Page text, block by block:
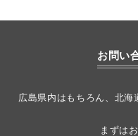
お問い
広島県内はもちろん、北
まずは